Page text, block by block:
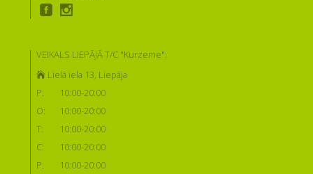
VEIKALS LIEPĀJĀ T/C "Kurzeme":
Lielā iela 13, Liepāja
P:
10:00-20:00
O:
10:00-20:00
T:
10:00-20:00
C:
10:00-20:00
P:
10:00-20:00